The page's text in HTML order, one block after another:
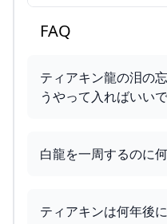
FAQ
ティアキン龍の泪の
うやって入ればいい
白龍を一周するのに
ティアキンは何年後